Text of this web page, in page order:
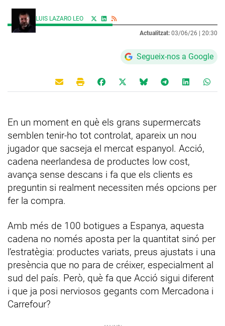
LUIS LAZARO LEO
Actualitzat: 03/06/26 | 20:30
Segueix-nos a Google
En un moment en què els grans supermercats
semblen tenir-ho tot controlat, apareix un nou
jugador que sacseja el mercat espanyol. Acció,
cadena neerlandesa de productes low cost,
avança sense descans i fa que els clients es
preguntin si realment necessiten més opcions per
fer la compra.
Amb més de 100 botigues a Espanya, aquesta
cadena no només aposta per la quantitat sinó per
l’estratègia: productes variats, preus ajustats i una
presència que no para de créixer, especialment al
sud del país. Però, què fa que Acció sigui diferent
i que ja posi nerviosos gegants com Mercadona i
Carrefour?